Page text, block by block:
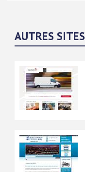
AUTRES SITES